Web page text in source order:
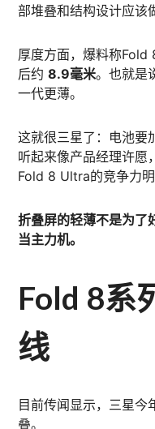
部堆叠和结构设计应该
厚度方面，爆料称
后约8.9毫米。也就是
一代更薄。
这就很三星了：电池要
听起来像产品经理许愿
Fold 8 Ultra的竞争力明
折叠屏的轻薄不是为了
当主力机。
Fold 8系
线
目前传闻显示，三星今
叠。